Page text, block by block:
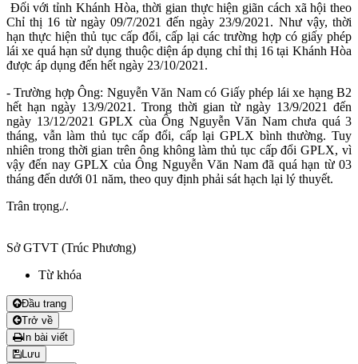
Đối với tỉnh Khánh Hòa, thời gian thực hiện giãn cách xã hội theo
Chỉ thị 16 từ ngày 09/7/2021 đến ngày 23/9/2021. Như vậy, thời
hạn thực hiện thủ tục cấp đổi, cấp lại các trường hợp có giấy phép
lái xe quá hạn sử dụng thuộc diện áp dụng chỉ thị 16 tại Khánh Hòa
được áp dụng đến hết ngày 23/10/2021.
- Trường hợp Ông: Nguyễn Văn Nam có Giấy phép lái xe hạng B2
hết hạn ngày 13/9/2021. Trong thời gian từ ngày 13/9/2021 đến
ngày 13/12/2021 GPLX cùa Ông Nguyễn Văn Nam chưa quá 3
tháng, vẫn làm thủ tục cấp đổi, cấp lại GPLX bình thường. Tuy
nhiên trong thời gian trên ông không làm thủ tục cấp đổi GPLX, vì
vậy đến nay GPLX của Ông Nguyễn Văn Nam đã quá hạn từ 03
tháng đến dưới 01 năm, theo quy định phải sát hạch lại lý thuyết.
Trân trọng./.
Sở GTVT (Trúc Phương)
Từ khóa
Đầu trang
Trở về
In bài viết
Lưu